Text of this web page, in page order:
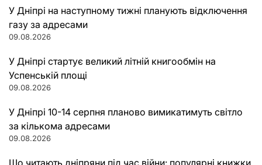
У Дніпрі на наступному тижні планують відключення
газу за адресами
09.08.2026
У Дніпрі стартує великий літній книгообмін на
Успенській площі
09.08.2026
У Дніпрі 10-14 серпня планово вимикатимуть світло
за кількома адресами
09.08.2026